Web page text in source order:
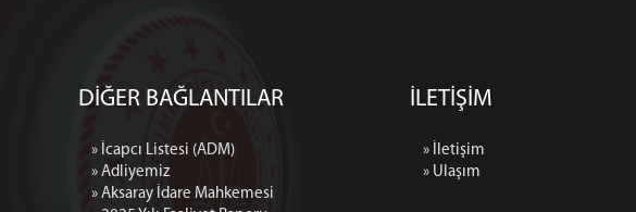
DİĞER BAĞLANTILAR
» İcapcı Listesi (ADM)
» Adliyemiz
» Aksaray İdare Mahkemesi
İLETİŞİM
» İletişim
» Ulaşım